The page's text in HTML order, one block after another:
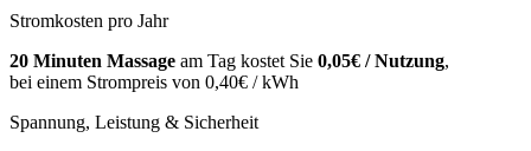
Stromkosten pro Jahr
20 Minuten Massage am Tag kostet Sie 0,05€ / Nutzung,
bei einem Strompreis von 0,40€ / kWh
Spannung, Leistung & Sicherheit